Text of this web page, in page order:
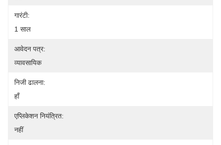
गारंटी:
1 साल
आवेदन पत्र:
व्यावसायिक
निजी ढालना:
हाँ
एप्लिकेशन नियंत्रित:
नहीं